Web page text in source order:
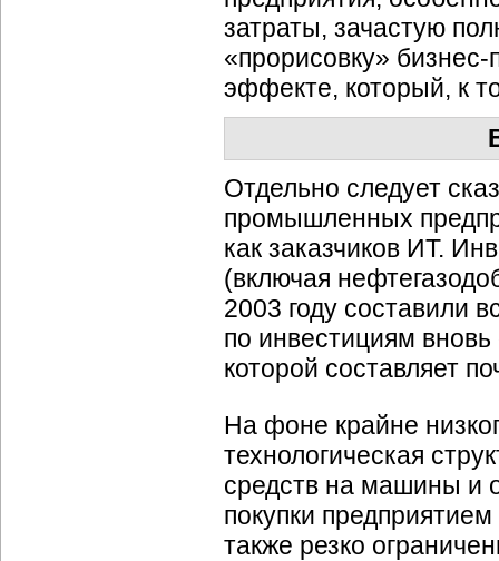
затраты, зачастую
«прорисовку»
эффекте, который, к
Отдельно следует
промышленных
как заказчиков ИТ.
(включая
2003 году составили
по инвестициям
которой составляет
На фоне крайне
технологическая
средств на машины и
покупки
также резко